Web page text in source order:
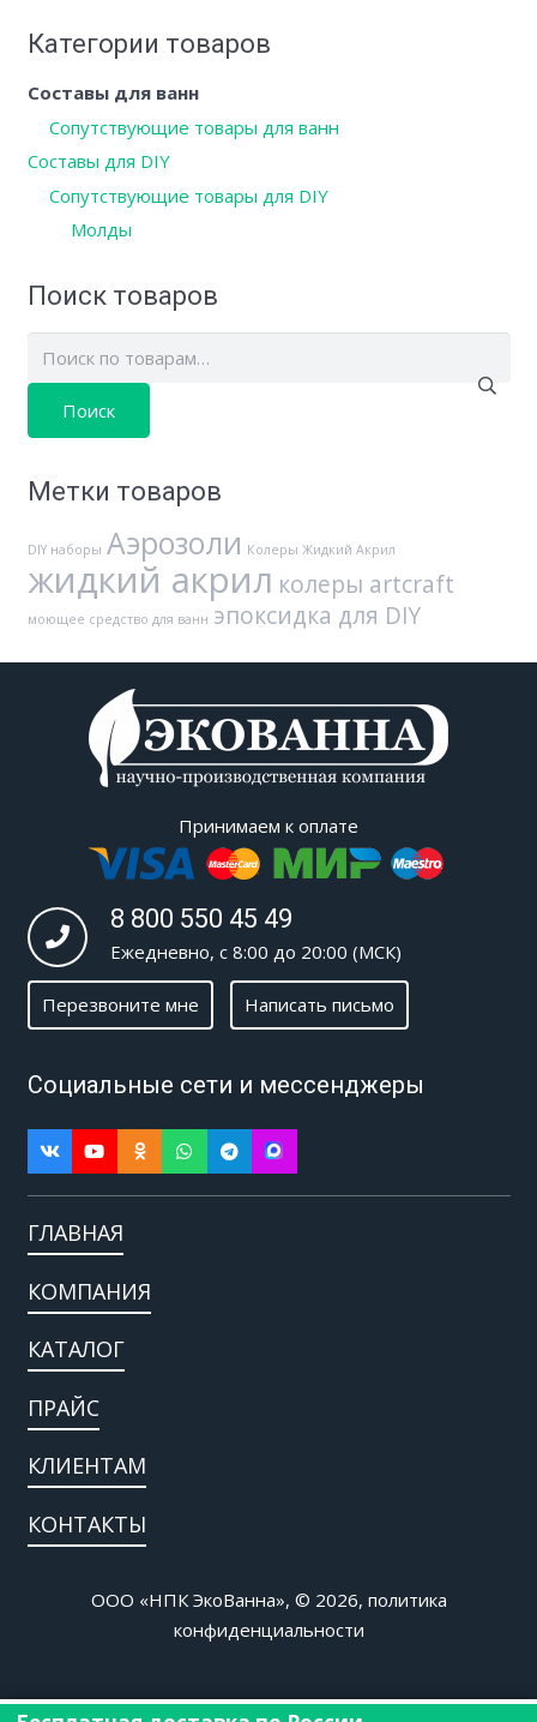
Категории товаров
Составы для ванн
Сопутствующие товары для ванн
Составы для DIY
Сопутствующие товары для DIY
Молды
Поиск товаров
Метки товаров
DIY наборы Аэрозоли Колеры Жидкий Акрил
жидкий акрил колеры artcraft
моющее средство для ванн эпоксидка для DIY
Принимаем к оплате
8 800 550 45 49
Ежедневно, с 8:00 до 20:00 (МСК)
Перезвоните мне Написать письмо
Социальные сети и мессенджеры
ГЛАВНАЯ
КОМПАНИЯ
КАТАЛОГ
ПРАЙС
КЛИЕНТАМ
КОНТАКТЫ
ООО «НПК ЭкоВанна», © 2026, политика
конфиденциальности